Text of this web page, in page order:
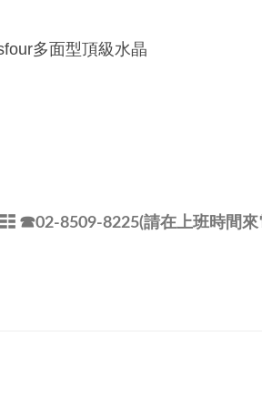
多面型頂級水晶
☷ ☎02-8509-8225(請在上班時間